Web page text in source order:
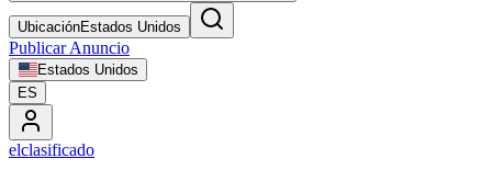
UbicaciónEstados Unidos
Publicar Anuncio
Estados Unidos
ES
elclasificado